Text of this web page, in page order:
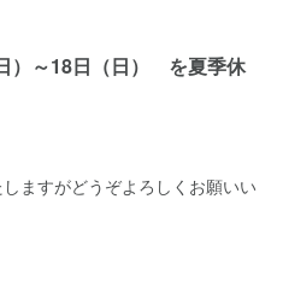
）～18日（日） を夏季休
ますがどうぞよろしくお願いい